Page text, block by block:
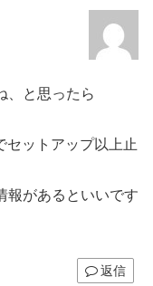
、と思ったら
セットアップ以上止
報があるといいです
返信